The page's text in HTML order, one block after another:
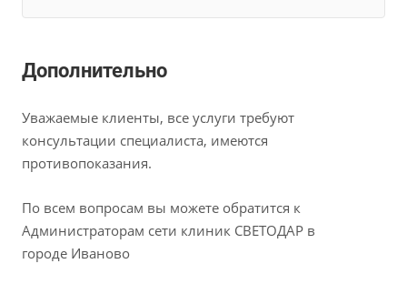
Дополнительно
Уважаемые клиенты, все услуги требуют
консультации специалиста, имеются
противопоказания.
По всем вопросам вы можете обратится к
Администраторам сети клиник СВЕТОДАР в
городе Иваново